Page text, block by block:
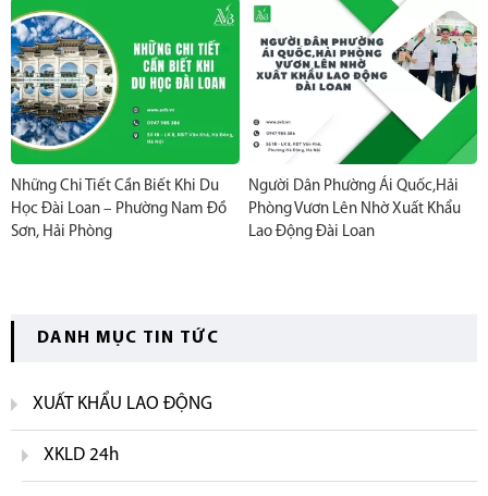
Những Chi Tiết Cần Biết Khi Du
Học Đài Loan – Phường Nam Đồ
Sơn, Hải Phòng
Người Dân Phường Ái Quốc,Hải
Phòng Vươn Lên Nhờ Xuất Khẩu
Lao Động Đài Loan
DANH MỤC TIN TỨC
XUẤT KHẨU LAO ĐỘNG
XKLD 24h